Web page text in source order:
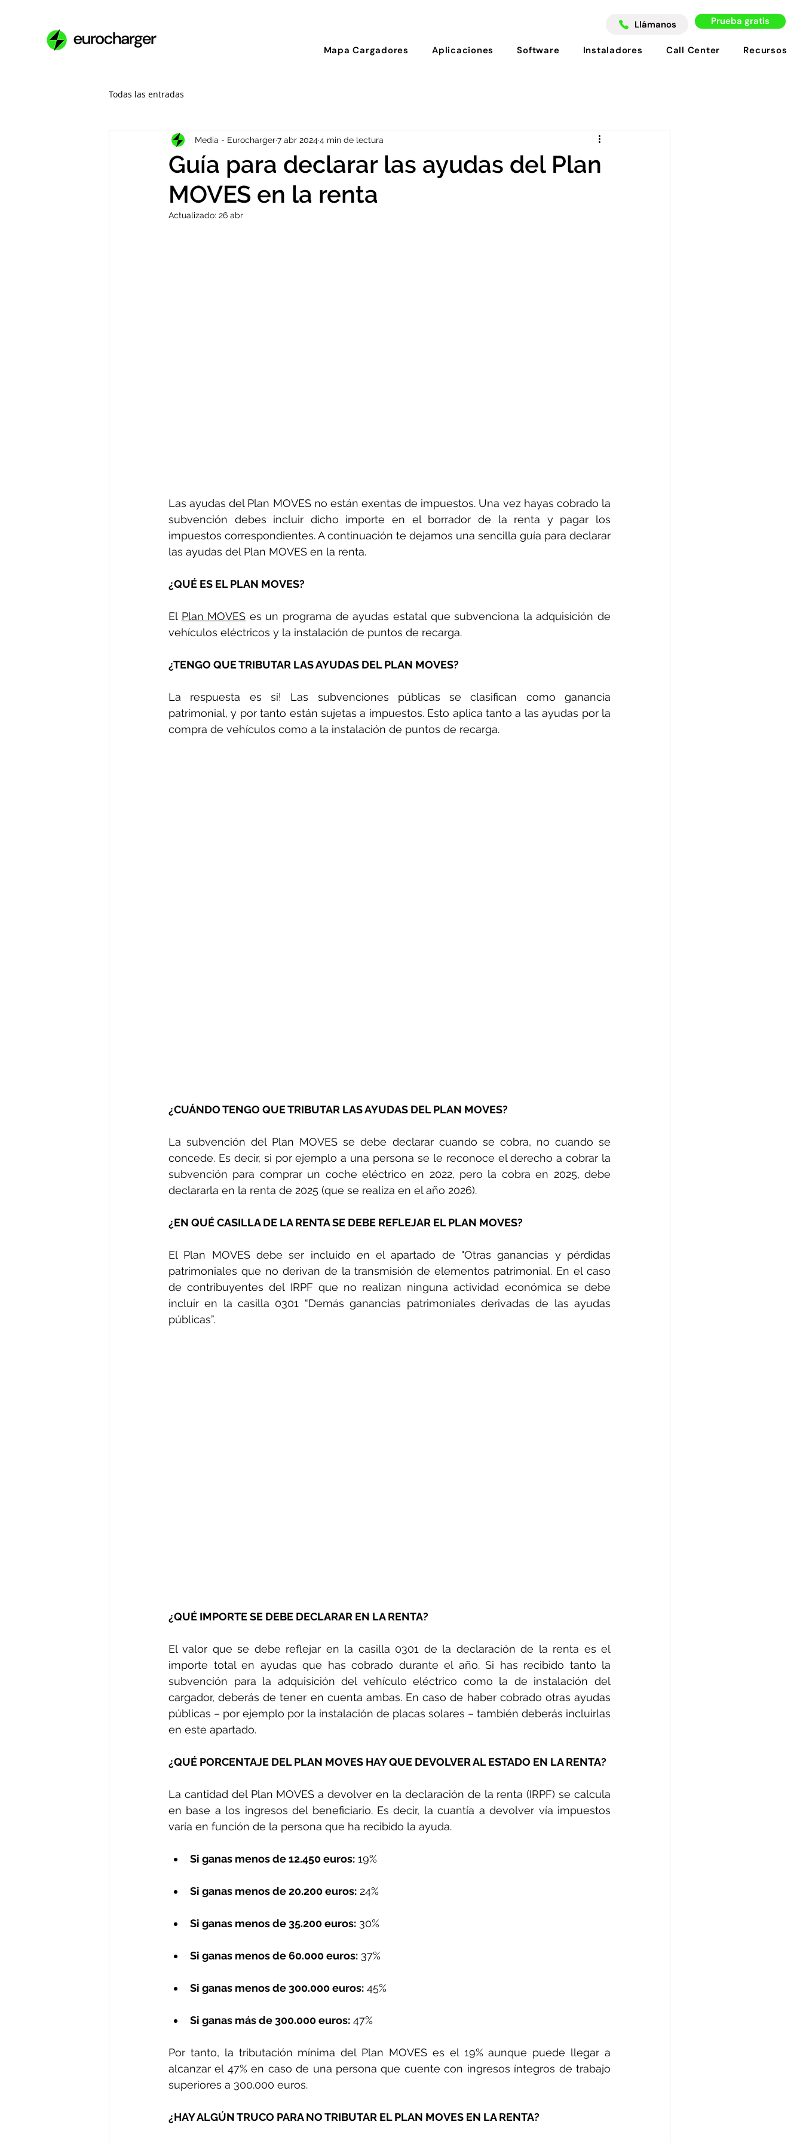
Llámanos Prueba gratis
Mapa Cargadores Aplicaciones Software Instaladores Call Center Recursos
Todas las entradas
Guía para declarar las ayudas del Plan
MOVES en la renta
Media - Eurocharger7 abr 20244 min de lectura
Actualizado: 26 abr
Las ayudas del Plan MOVES no están exentas de impuestos. Una vez hayas cobrado la
subvención debes incluir dicho importe en el borrador de la renta y pagar los
impuestos correspondientes. A continuación te dejamos una sencilla guía para declarar
las ayudas del Plan MOVES en la renta.
¿QUÉ ES EL PLAN MOVES?
El Plan MOVES es un programa de ayudas estatal que subvenciona la adquisición de
vehículos eléctricos y la instalación de puntos de recarga.
¿TENGO QUE TRIBUTAR LAS AYUDAS DEL PLAN MOVES?
La respuesta es si! Las subvenciones públicas se clasifican como ganancia
patrimonial, y por tanto están sujetas a impuestos. Esto aplica tanto a las ayudas por la
compra de vehículos como a la instalación de puntos de recarga.
¿CUÁNDO TENGO QUE TRIBUTAR LAS AYUDAS DEL PLAN MOVES?
La subvención del Plan MOVES se debe declarar cuando se cobra, no cuando se
concede. Es decir, si por ejemplo a una persona se le reconoce el derecho a cobrar la
subvención para comprar un coche eléctrico en 2022, pero la cobra en 2025, debe
declararla en la renta de 2025 (que se realiza en el año 2026).
¿EN QUÉ CASILLA DE LA RENTA SE DEBE REFLEJAR EL PLAN MOVES?
El Plan MOVES debe ser incluido en el apartado de "Otras ganancias y pérdidas
patrimoniales que no derivan de la transmisión de elementos patrimonial. En el caso
de contribuyentes del IRPF que no realizan ninguna actividad económica se debe
incluir en la casilla 0301 “Demás ganancias patrimoniales derivadas de las ayudas
públicas”.
¿QUÉ IMPORTE SE DEBE DECLARAR EN LA RENTA?
El valor que se debe reflejar en la casilla 0301 de la declaración de la renta es el
importe total en ayudas que has cobrado durante el año. Si has recibido tanto la
subvención para la adquisición del vehículo eléctrico como la de instalación del
cargador, deberás de tener en cuenta ambas. En caso de haber cobrado otras ayudas
públicas – por ejemplo por la instalación de placas solares – también deberás incluirlas
en este apartado.
¿QUÉ PORCENTAJE DEL PLAN MOVES HAY QUE DEVOLVER AL ESTADO EN LA RENTA?
La cantidad del Plan MOVES a devolver en la declaración de la renta (IRPF) se calcula
en base a los ingresos del beneficiario. Es decir, la cuantía a devolver vía impuestos
varía en función de la persona que ha recibido la ayuda.
Si ganas menos de 12.450 euros: 19%
Si ganas menos de 20.200 euros: 24%
Si ganas menos de 35.200 euros: 30%
Si ganas menos de 60.000 euros: 37%
Si ganas menos de 300.000 euros: 45%
Si ganas más de 300.000 euros: 47%
Por tanto, la tributación mínima del Plan MOVES es el 19% aunque puede llegar a
alcanzar el 47% en caso de una persona que cuente con ingresos íntegros de trabajo
superiores a 300.000 euros.
¿HAY ALGÚN TRUCO PARA NO TRIBUTAR EL PLAN MOVES EN LA RENTA?